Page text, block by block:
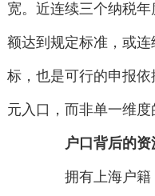
宽。近连续三个纳税
额达到规定标准，或
标，也是可行的申报
元入口，而非单一维度
户口背后的
拥有上海户籍